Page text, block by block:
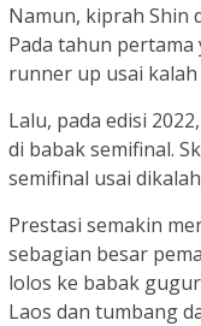
Namun, kiprah Shin
Pada tahun pertama
runner up usai
Lalu, pada edisi
di babak semifinal.
semifinal usai
Prestasi semakin
sebagian besar
lolos ke babak
Laos dan tumbang